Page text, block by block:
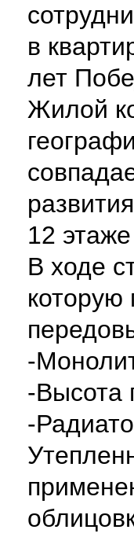
в
лет
Жилой
12
В ходе
-
-Высота
-